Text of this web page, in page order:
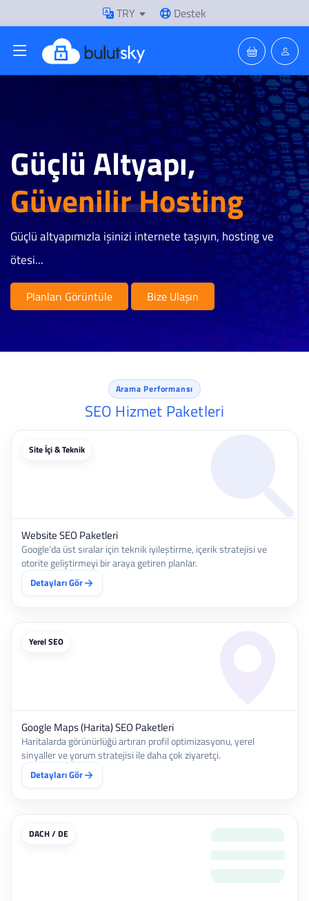
TRY Destek
Güçlü Altyapı,
Güvenilir Hosting
Güçlü altyapımızla işinizi internete taşıyın, hosting ve
ötesi...
Planları Görüntüle Bize Ulaşın
Arama Performansı
SEO Hizmet Paketleri
Site İçi & Teknik
Website SEO Paketleri
Google’da üst sıralar için teknik iyileştirme, içerik stratejisi ve
otorite geliştirmeyi bir araya getiren planlar.
Detayları Gör
Yerel SEO
Google Maps (Harita) SEO Paketleri
Haritalarda görünürlüğü artıran profil optimizasyonu, yerel
sinyaller ve yorum stratejisi ile daha çok ziyaretçi.
Detayları Gör
DACH / DE